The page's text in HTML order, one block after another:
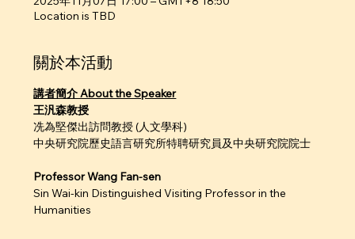
Location is TBD
關於本活動
講者簡介 About the Speaker
王汎森教授
冼為堅傑出訪問教授 (人文學科)
中央研究院歷史語言研究所特聘研究員及中央研究院院士
Professor Wang Fan-sen
Sin Wai-kin Distinguished Visiting Professor in the
Humanities